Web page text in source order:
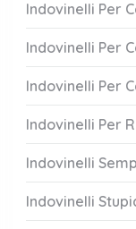
Indovinelli Per
Indovinelli Per
Indovinelli Per
Indovinelli Per
Indovinelli
Indovinelli